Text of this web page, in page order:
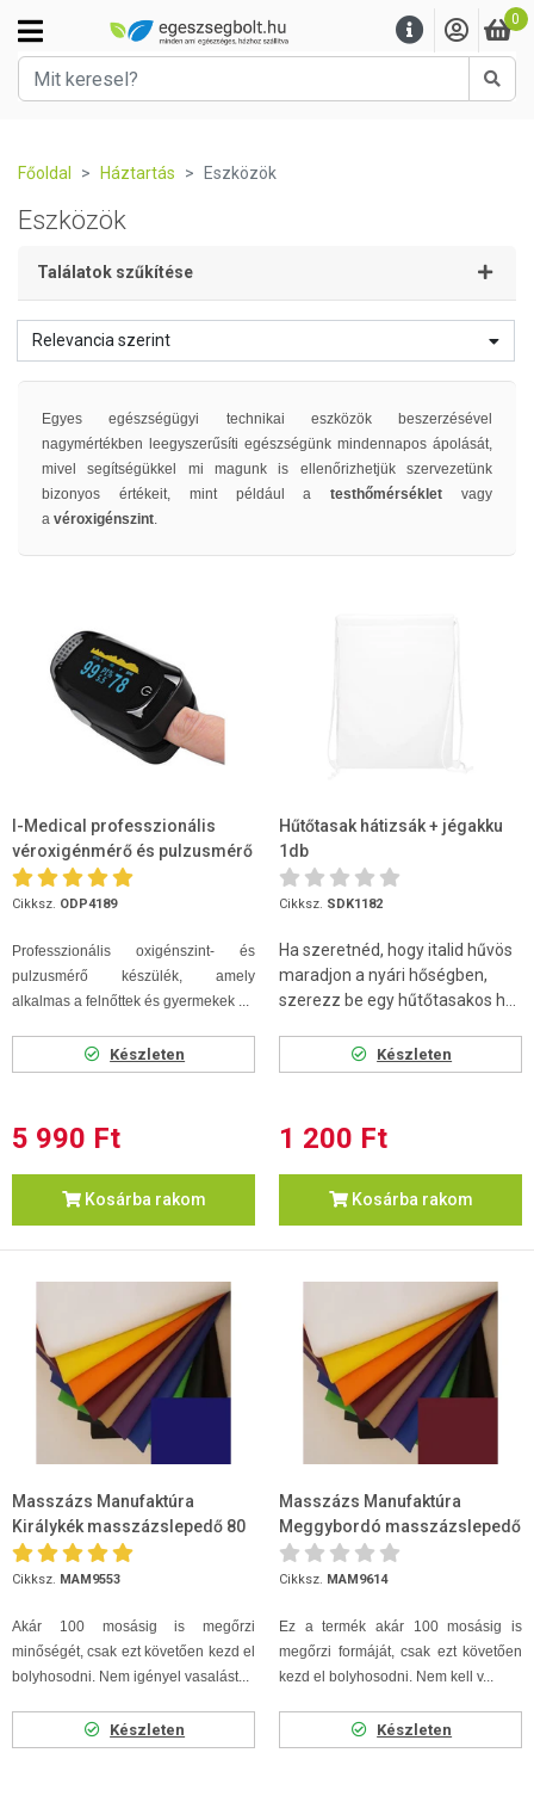
0
Főoldal Háztartás Eszközök
Eszközök
Találatok szűkítése
Relevancia szerint
Egyes egészségügyi technikai eszközök beszerzésével
nagymértékben leegyszerűsíti egészségünk mindennapos ápolását,
mivel segítségükkel mi magunk is ellenőrizhetjük szervezetünk
bizonyos értékeit, mint például a testhőmérsékletvagy
a véroxigénszint.
I-Medical professzionális
véroxigénmérő és pulzusmérő
OLED kijelzővel pulzoximé...
Cikksz. ODP4189
Professzionális oxigénszint- és
pulzusmérő készülék, amely
alkalmas a felnőttek és gyermekek ...
Készleten
5 990 Ft
Kosárba rakom
Hűtőtasak hátizsák + jégakku
1db
Cikksz. SDK1182
Ha szeretnéd, hogy italid hűvös
maradjon a nyári hőségben,
szerezz be egy hűtőtasakos h...
Készleten
1 200 Ft
Kosárba rakom
Masszázs Manufaktúra
Királykék masszázslepedő 80
x 200
Cikksz. MAM9553
Akár 100 mosásig is megőrzi
minőségét, csak ezt követően kezd el
bolyhosodni. Nem igényel vasalást...
Készleten
Masszázs Manufaktúra
Meggybordó masszázslepedő
80 x 200
Cikksz. MAM9614
Ez a termék akár 100 mosásig is
megőrzi formáját, csak ezt követően
kezd el bolyhosodni. Nem kell v...
Készleten